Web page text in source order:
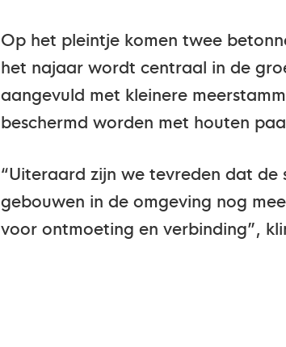
Op het pleintje komen twee
het najaar wordt centraal in de
aangevuld met kleinere
beschermd worden met houten
“Uiteraard zijn we tevreden dat
gebouwen in de omgeving nog
voor ontmoeting en verbinding”,